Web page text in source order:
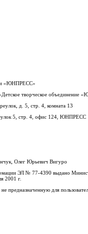
«ЮНПРЕСС»
творческое объединение
д. 5, стр. 4, комната 13
5, стр. 4, офис 124, ЮНПРЕСС
Олег Юрьевич Вигуро
ЭЛ № 77-4390 выдано
2001 г.
предназначенную для